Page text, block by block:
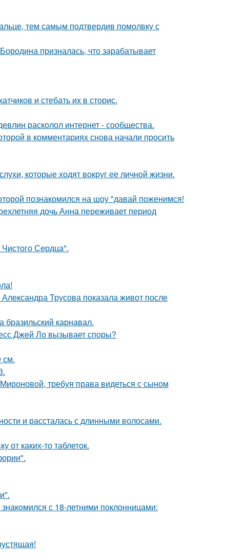
тем самым подтвердив помолвку с
призналась, что зарабатывает
и стебать их в сторис.
расколол интернет - сообщества.
в комментариях снова начали просить
которые ходят вокруг ее личной жизни.
познакомился на шоу "давай поженимся!
дочь Анна переживает период
Сердца".
Трусова показала живот после
карнавал.
Джей Ло вызывает споры?
см.
требуя права видеться с сыном
и рассталась с длинными волосами.
от каких-то таблеток.
с 18-летними поклонницами: